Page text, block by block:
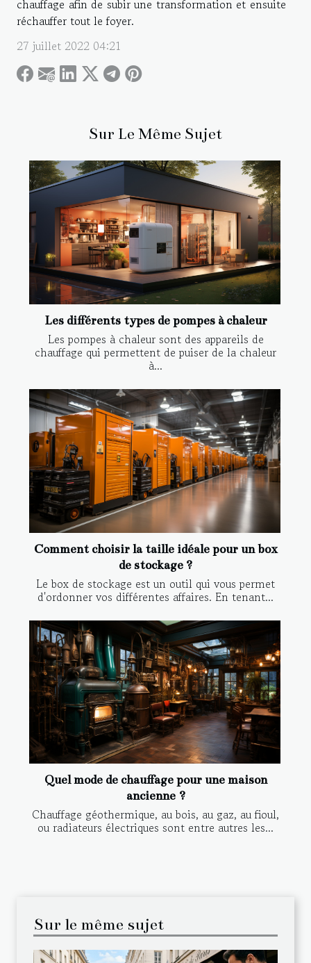
chauffage afin de subir une transformation et ensuite
réchauffer tout le foyer.
27 juillet 2022 04:21
Sur Le Même Sujet
Les différents types de pompes à chaleur
Les pompes à chaleur sont des appareils de
chauffage qui permettent de puiser de la chaleur
à...
Comment choisir la taille idéale pour un box
de stockage ?
Le box de stockage est un outil qui vous permet
d'ordonner vos différentes affaires. En tenant...
Quel mode de chauffage pour une maison
ancienne ?
Chauffage géothermique, au bois, au gaz, au fioul,
ou radiateurs électriques sont entre autres les...
Sur le même sujet